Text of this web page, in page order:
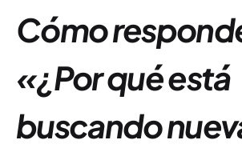
Cómo
«¿Por qué está
buscando